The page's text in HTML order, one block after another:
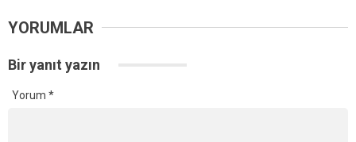
YORUMLAR
Bir yanıt yazın
Yorum *